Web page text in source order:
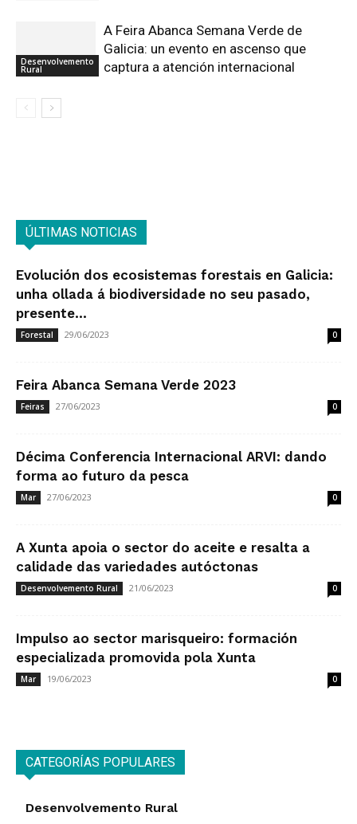
Desenvolvemento
Rural
A Feira Abanca Semana Verde de
Galicia: un evento en ascenso que
captura a atención internacional
ÚLTIMAS NOTICIAS
Evolución dos ecosistemas forestais en Galicia:
unha ollada á biodiversidade no seu pasado,
presente...
Forestal 29/06/2023 0
Feira Abanca Semana Verde 2023
Feiras 27/06/2023 0
Décima Conferencia Internacional ARVI: dando
forma ao futuro da pesca
Mar 27/06/2023 0
A Xunta apoia o sector do aceite e resalta a
calidade das variedades autóctonas
Desenvolvemento Rural 21/06/2023 0
Impulso ao sector marisqueiro: formación
especializada promovida pola Xunta
Mar 19/06/2023 0
CATEGORÍAS POPULARES
Desenvolvemento Rural